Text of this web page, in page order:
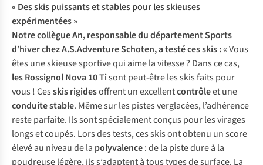
« Des skis puissants et stables pour les skieuses
expérimentées »
Notre collègue An, responsable du département Sports
d’hiver chez A.S.Adventure Schoten, a testé ces skis :« Vous
êtes une skieuse sportive qui aime la vitesse ? Dans ce cas,
les Rossignol Nova 10 Tisont peut-être les skis faits pour
vous ! Cesskis rigidesoffrent un excellentcontrôleet une
conduite stable. Même sur les pistes verglacées, l’adhérence
reste parfaite. Ils sont spécialement conçus pour les virages
longs et coupés. Lors des tests, ces skis ont obtenu un score
élevé au niveau de la polyvalence: de la piste dure à la
poudreuse légère, ils s’adaptent à tous types de surface. La